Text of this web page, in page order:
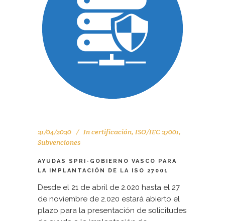
21/04/2020 Incertificación, ISO/IEC 27001,
Subvenciones
AYUDAS SPRI-GOBIERNO VASCO PARA
LA IMPLANTACIÓN DE LA ISO 27001
Desde el 21 de abril de 2.020 hasta el 27
de noviembre de 2.020 estará abierto el
plazo para la presentación de solicitudes